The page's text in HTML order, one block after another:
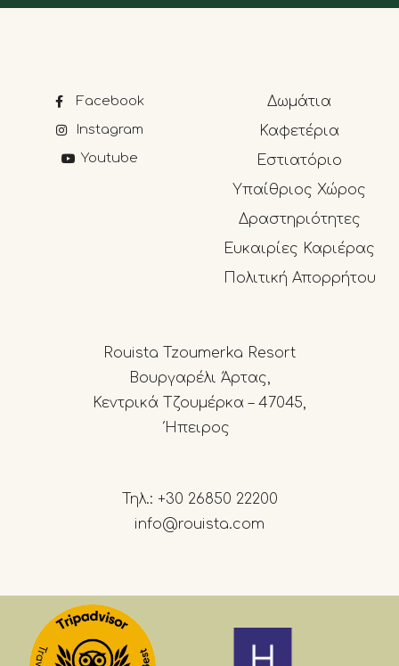
Facebook
Instagram
Youtube
Δωμάτια
Καφετέρια
Εστιατόριο
Υπαίθριος Χώρος
Δραστηριότητες
Ευκαιρίες Καριέρας
Πολιτική Απορρήτου
Rouista Tzoumerka Resort
Βουργαρέλι Άρτας,
Κεντρικά Τζουμέρκα – 47045,
Ήπειρος
Τηλ.: +30 26850 22200
info@rouista.com